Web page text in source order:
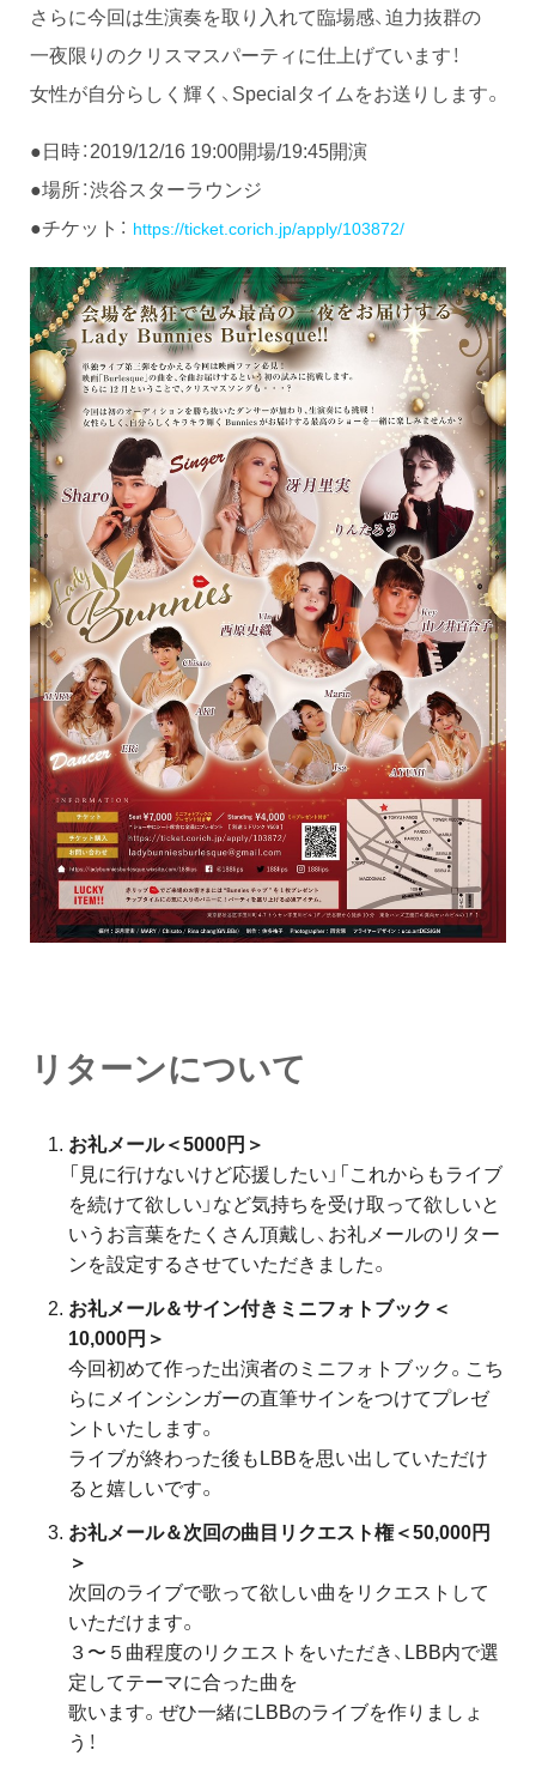
さらに今回は生演奏を取り入れて臨場感、迫力抜群の
一夜限りのクリスマスパーティに仕上げています！
女性が自分らしく輝く、Specialタイムをお送りします。
●日時：2019/12/16 19:00開場/19:45開演
●場所：渋谷スターラウンジ
●チケット： https://ticket.corich.jp/apply/103872/
リターンについて
お礼メール＜5000円＞
「見に行けないけど応援したい」「これからもライブ
を続けて欲しい」など気持ちを受け取って欲しいと
いうお言葉をたくさん頂戴し、お礼メールのリター
ンを設定するさせていただきました。
お礼メール＆サイン付きミニフォトブック＜
10,000円＞
今回初めて作った出演者のミニフォトブック。こち
らにメインシンガーの直筆サインをつけてプレゼ
ントいたします。
ライブが終わった後もLBBを思い出していただけ
ると嬉しいです。
お礼メール＆次回の曲目リクエスト権＜50,000円
＞
次回のライブで歌って欲しい曲をリクエストして
いただけます。
３〜５曲程度のリクエストをいただき、LBB内で選
定してテーマに合った曲を
歌います。ぜひ一緒にLBBのライブを作りましょ
う！